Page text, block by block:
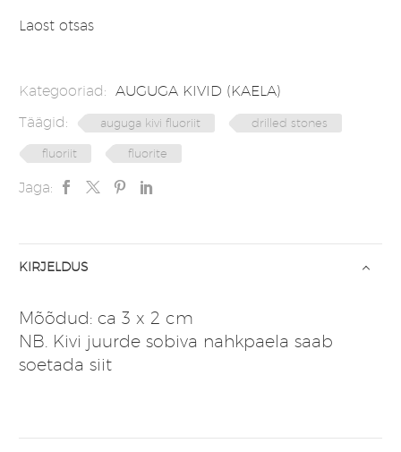
Laost otsas
Kategooriad: AUGUGA KIVID (KAELA)
Täägid:
auguga kivi fluoriit drilled stones
fluoriit fluorite
Jaga:
KIRJELDUS
Mõõdud: ca 3 x 2 cm
NB. Kivi juurde sobiva nahkpaela saab
soetada siit